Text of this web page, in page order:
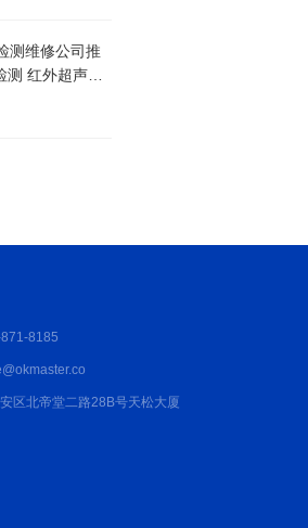
测维修公司推
测 红外超声波
8185
区北帝堂二路28B号天松大厦